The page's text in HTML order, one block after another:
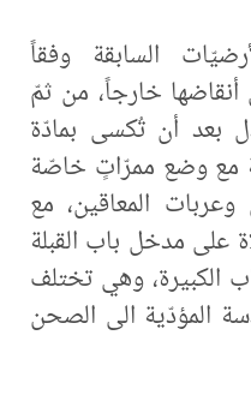
السابقة وفقاً
خارجاً، من ثمّ
بعد أن تُكسى بمادّة
مع وضع ممرّاتٍ خاصّة
المعاقين، مع
على مدخل باب القبلة
الكبيرة، وهي تختلف
المؤدّية الى الصحن